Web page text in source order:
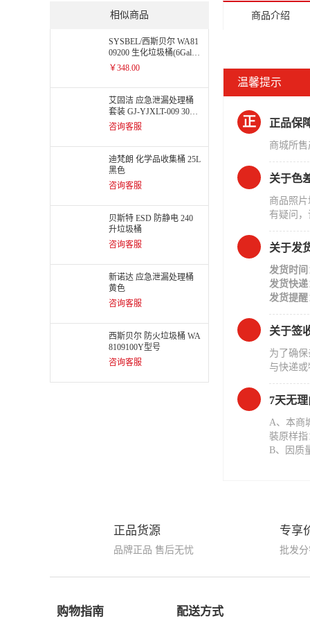
相似商品
SYSBEL/西斯贝尔 WA81
09200 生化垃圾桶(6Gal/2
2.7L)
￥348.00
艾固洁 应急泄漏处理桶
套装 GJ-YJXLT-009 30加
仑桶 防化类套装
咨询客服
迪梵朗 化学品收集桶 25L
黑色
咨询客服
贝斯特 ESD 防静电 240
升垃圾桶
咨询客服
新诺达 应急泄漏处理桶
黄色
咨询客服
西斯贝尔 防火垃圾桶 WA
8109100Y型号
咨询客服
商品介绍
温馨提示
正 正品保
商城所
关于色
商品照
有疑问
关于发
发货时间
发货快递
发货提醒
关于签
为了确
与快递
7天无
A、本商
裝原样
B、因质
正品货源
品牌正品 售后无忧
专享
批发
购物指南 配送方式